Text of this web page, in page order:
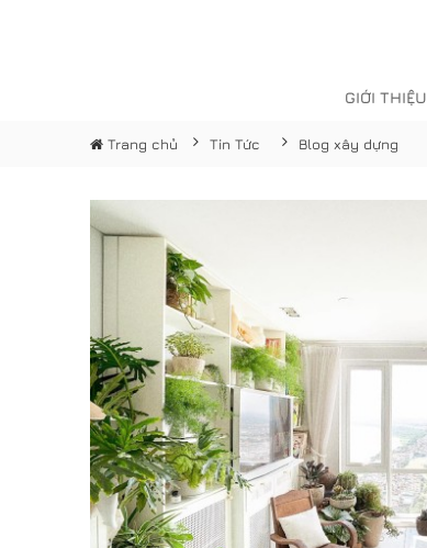
GIỚI THIỆU
Trang chủ Tin Tức Blog xây dựng